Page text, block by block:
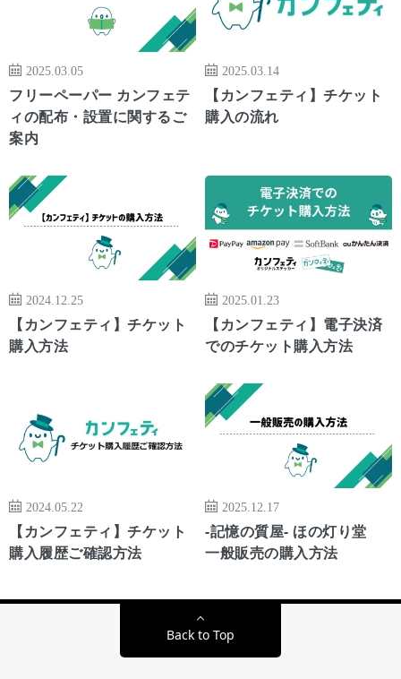
2025.03.05
フリーペーパー カンフェテ
ィの配布・設置に関するご
案内
2025.03.14
【カンフェティ】チケット
購入の流れ
2024.12.25
【カンフェティ】チケット
購入方法
2025.01.23
【カンフェティ】電子決済
でのチケット購入方法
2024.05.22
【カンフェティ】チケット
購入履歴ご確認方法
2025.12.17
-記憶の質屋- ほの灯り堂
一般販売の購入方法
Back to Top